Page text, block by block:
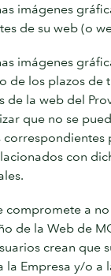
imágenes
de su web (o
imágenes
de los plazos de
de la web del
que no se
correspondientes
con
compromete a
de la Web de
crean que
la Empresa y/o a